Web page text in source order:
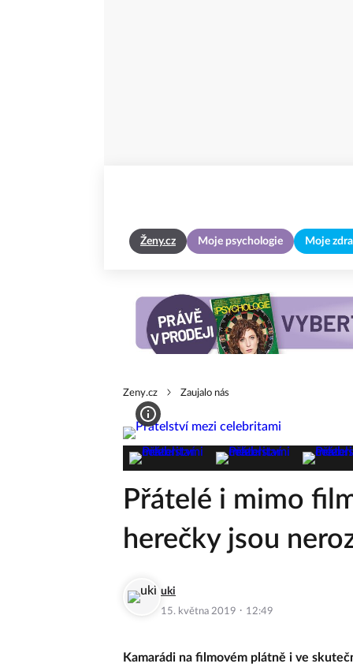
Ženy.cz Moje psychologie Moje
Zeny.cz Zaujalo nás
Přátelé i mimo
herečky jsou
uki
15. května 2019 · 12:49
Kamarádi na filmovém plátně i ve